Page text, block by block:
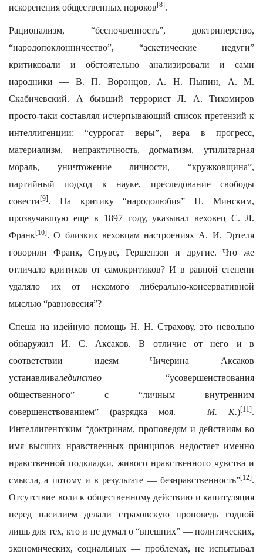
искоренения общественных пороков[8].
Рационализм, “беспочвенность”, доктринерство,
“народопоклонничество”, “аскетические недуги”
критиковали и обстоятельно анализировали и сами
народники — В. П. Воронцов, А. Н. Пыпин, А. М.
Скабичевский. А бывший террорист Л. А. Тихомиров
просто-таки составлял исчерпывающий список претензий к
интеллигенции: “суррогат веры”, вера в прогресс,
материализм, непрактичность, догматизм, утилитарная
мораль, уничтожение личности, “кружковщина”,
партийный подход к науке, преследование свободы
совести[9]. На критику “народолюбия” Н. Минским,
прозвучавшую еще в 1897 году, указывал веховец С. Л.
Франк[10]. О близких веховцам настроениях А. И. Эртеля
говорили Франк, Струве, Гершензон и другие. Что же
отличало критиков от самокритиков? И в равной степени
удаляло их от искомого либерально-консервативной
мыслью “равновесия”?
Спеша на идейную помощь Н. Н. Страхову, это невольно
обнаружил И. С. Аксаков. В отличие от него и в
соответствии идеям Чичерина Аксаков
устанавливалединство “усовершенствования
общественного” с “личным внутренним
совершенствованием” (разрядка моя. — М. К.)[11].
Интеллигентским “доктринам, проповедям и действиям во
имя высших нравственных принципов недостает именно
нравственной подкладки, живого нравственного чувства и
смысла, а потому и в результате — безнравственность”[12].
Отсутствие воли к общественному действию и капитуляция
перед насилием делали страховскую проповедь годной
лишь для тех, кто и не думал о “внешних” — политических,
экономических, социальных — проблемах, не испытывал